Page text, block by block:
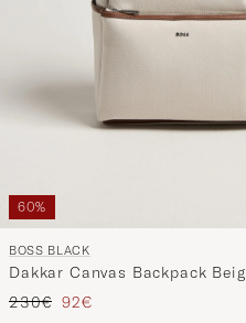
60%
BOSS BLACK
Dakkar Canvas Backpack
Reguliere prijs
230€ Verlaagd prijs
92€